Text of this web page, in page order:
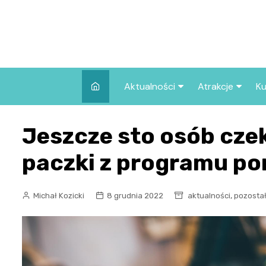
Aktualności
Wszystkie wpisy
Atrakcje
we Wrocławiu
Wrocławiu?
Jeszcze sto osób
paczki z programu
Michał Kozicki 8 grudnia 2022 aktualności,